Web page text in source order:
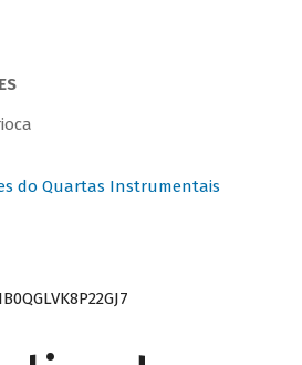
do Quartas Instrumentais